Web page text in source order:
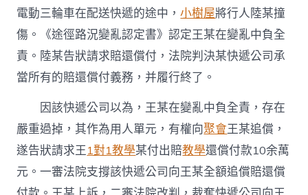
電動三輪車在配送快遞的途中，小樹屋將行人陸某撞
傷。《途徑路況變亂認定書》認定王某在變亂中負全
責。陸某告狀請求賠還償付，法院判決某快遞公司承
當所有的賠還償付義務，并履行終了。
因該快遞公司以為，王某在變亂中負全責，存在
嚴重過掉，其作為用人單元，有權向聚會王某追償，
遂告狀請求王1對1教學某付出賠教學還償付款10余萬
元。一審法院支撐該快遞公司向王某全額追償賠還償